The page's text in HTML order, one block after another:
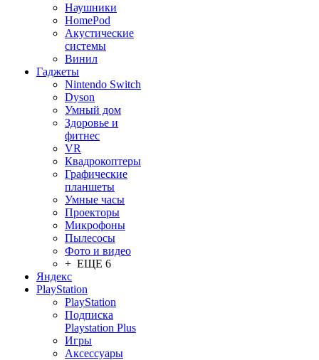
Наушники
HomePod
Акустические
системы
Винил
Гаджеты
Nintendo Switch
Dyson
Умный дом
Здоровье и
фитнес
VR
Квадрокоптеры
Графические
планшеты
Умные часы
Проекторы
Микрофоны
Пылесосы
Фото и видео
+ ЕЩЕ 6
Яндекс
PlayStation
PlayStation
Подписка
Playstation Plus
Игры
Аксессуары